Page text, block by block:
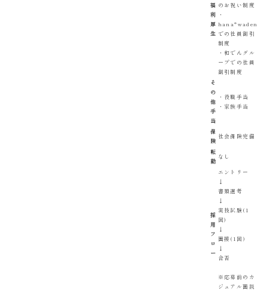
福
利
厚
生
のお祝い制度
・
hana*waden
での社員割引
制度
・和でんグル
ープでの社員
割引制度
そ
の
他
手
当
・役職手当
・家族手当
保
険
社会保険完備
転
勤
なし
採
用
フ
ロ
ー
エントリー
↓
書類選考
↓
実技試験(1
回)
↓
面接(1回)
↓
合否
※応募前のカ
ジュアル面談